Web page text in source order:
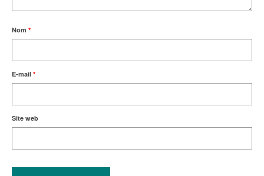
Nom *
E-mail *
Site web